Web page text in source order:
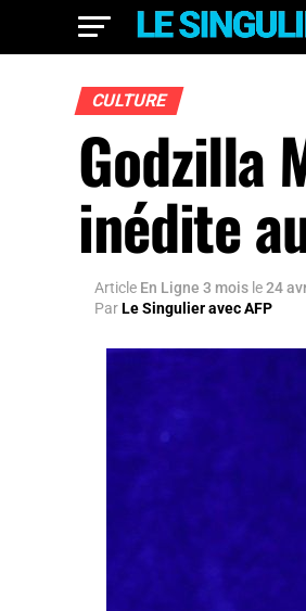
CULTURE
Godzilla
inédite
Article En Ligne 3 mois le24
ParLe Singulier avec AFP